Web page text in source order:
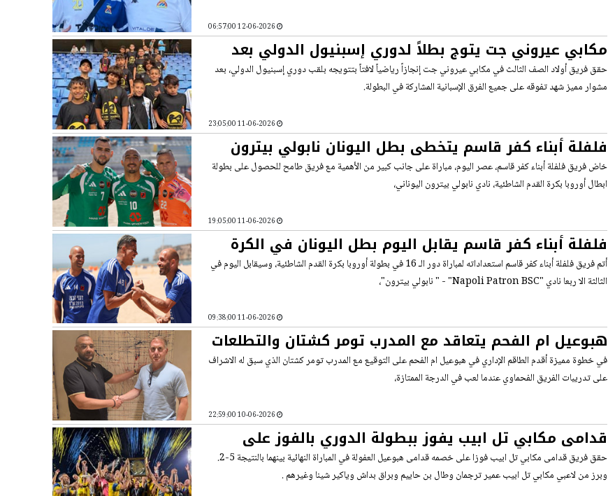
مكابي عيروني جت يتوج بطلاً لدوري إسبنيول الدولي بعد
أداء استثنائي
حقق فريق أولاد الصف الثالث في مكابي عيروني جت إنجازاً رياضياً لافتاً بتتويجه بلقب دوري إسبنيول الدولي، بعد
مشوار مميز شهد تفوقه على جميع الفرق الإسبانية المشاركة في البطولة.
فلفلة أبناء كفر قاسم يتخطى بطل اليونان نابولي بيترون
ويتاهل لثمن النهائي
خاض فريق فلفلة أبناء كفر قاسم، عصر اليوم، مباراة على جانب كبير من الأهمية مع فريق طامح للحصول على بطولة
ابطال أوروبا بكرة القدم الشاطئية، نادي نابولي بيترون اليوناني،
فلفلة أبناء كفر قاسم يقابل اليوم بطل اليونان في الكرة
الشاطئية
أتم فريق فلفلة أبناء كفر قاسم استعداداته لمباراة دور الـ 16 في بطولة أوروبا بكرة القدم الشاطئية، وسيقابل اليوم في
الثالثة الا ربعا نادي "Napoli Patron BSC" - " نابولي بيترون"،
هبوعيل ام الفحم يتعاقد مع المدرب تومر كشتان والتطلعات
نحو العودة للدرجة الممتازة
في خطوة مميزة أقدم الطاقم الإداري في هبوعيل ام الفحم على التوقيع مع المدرب تومر كشتان الذي سبق له الاشراف
على تدريبات الفريق الفحماوي عندما لعب في الدرجة الممتازة،
قدامى مكابي تل ابيب يفوز ببطولة الدوري بالفوز على
هبوعيل العفولة مع مهران راضي ومحمد كليبات
حقق فريق قدامى مكابي تل ابيب فوزا على خصمه قدامى هبوعيل العفولة في المباراة النهائية بينهما بالنتيجة 5-2.
وبرز من لاعبي مكابي تل ابيب عمير ترجمان وطال بن حاييم وبراق بداش وياكير شينا وغيرهم .